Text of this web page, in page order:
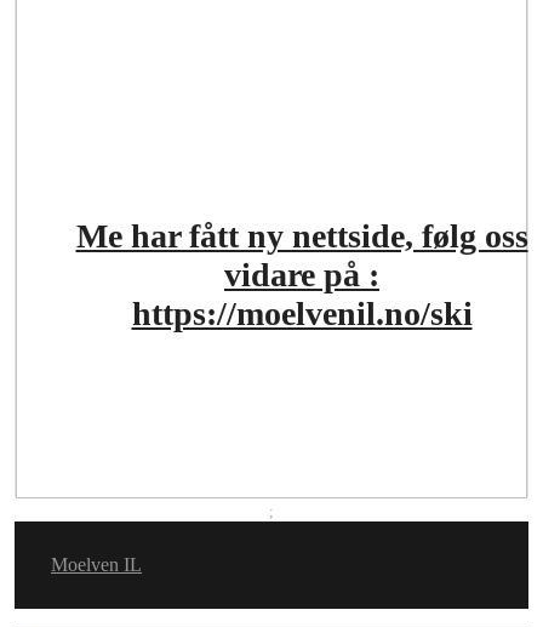
;
Me har fått ny nettside, følg oss
vidare på :
https://moelvenil.no/ski
Moelven IL